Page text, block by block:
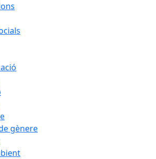
gènere